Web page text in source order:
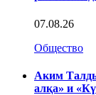
07.08.26
Общество
Аким
алқа» и